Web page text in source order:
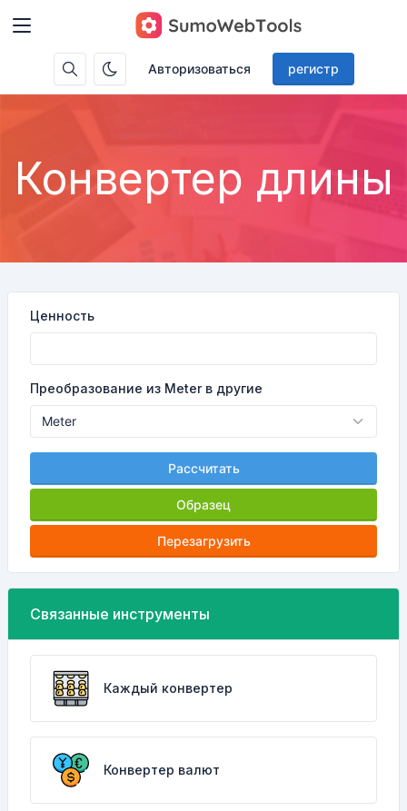
Авторизоваться регистр
Конвертер длины
Ценность
Преобразование из Meter в другие
Рассчитать
Образец
Перезагрузить
Связанные инструменты
Каждый конвертер
Конвертер валют